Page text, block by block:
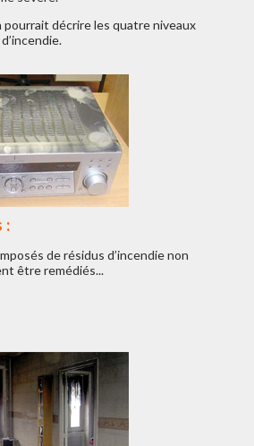
pourrait décrire les quatre niveaux
:
de résidus d’incendie non
être remédiés...